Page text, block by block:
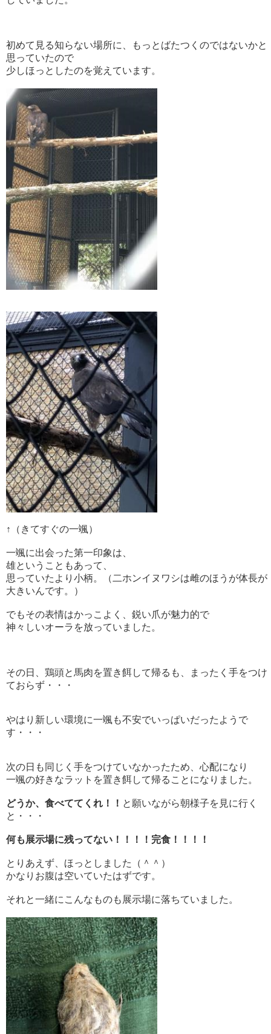
初めて見る知らない場所に、もっとばたつくのではないかと
思っていたので
少しほっとしたのを覚えています。
↑（きてすぐの一颯）
一颯に出会った第一印象は、
雄ということもあって、
思っていたより小柄。（二ホンイヌワシは雌のほうが体長が
大きいんです。）
でもその表情はかっこよく、鋭い爪が魅力的で
神々しいオーラを放っていました。
その日、鶏頭と馬肉を置き餌して帰るも、まったく手をつけ
ておらず・・・
やはり新しい環境に一颯も不安でいっぱいだったようで
す・・・
次の日も同じく手をつけていなかったため、心配になり
一颯の好きなラットを置き餌して帰ることになりました。
どうか、食べててくれ！！ と願いながら朝様子を見に行く
と・・・
何も展示場に残ってない！！！！完食！！！！
とりあえず、ほっとしました（＾＾）
かなりお腹は空いていたはずです。
それと一緒にこんなものも展示場に落ちていました。